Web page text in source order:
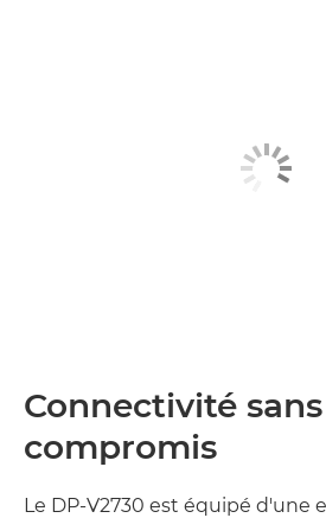
Connectivité sans
compromis
Le DP-V2730 est équipé d'une